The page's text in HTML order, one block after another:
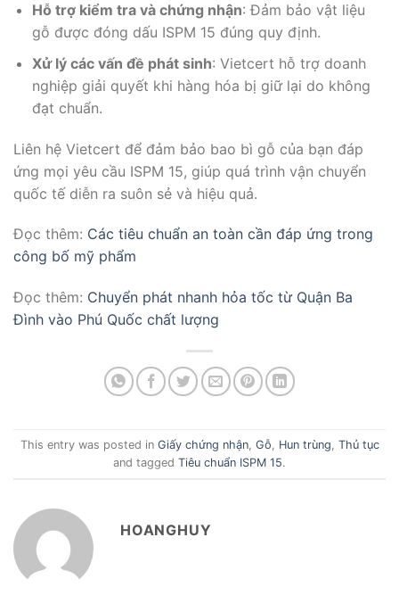
Hỗ trợ kiểm tra và chứng nhận: Đảm bảo vật liệu
gỗ được đóng dấu ISPM 15 đúng quy định.
Xử lý các vấn đề phát sinh: Vietcert hỗ trợ doanh
nghiệp giải quyết khi hàng hóa bị giữ lại do không
đạt chuẩn.
Liên hệ Vietcert để đảm bảo bao bì gỗ của bạn đáp
ứng mọi yêu cầu ISPM 15, giúp quá trình vận chuyển
quốc tế diễn ra suôn sẻ và hiệu quả.
Đọc thêm: Các tiêu chuẩn an toàn cần đáp ứng trong
công bố mỹ phẩm
Đọc thêm: Chuyển phát nhanh hỏa tốc từ Quận Ba
Đình vào Phú Quốc chất lượng
This entry was posted in Giấy chứng nhận, Gỗ Hun trùng Thủ tục
and tagged Tiêu chuẩn ISPM 15.
HOANGHUY